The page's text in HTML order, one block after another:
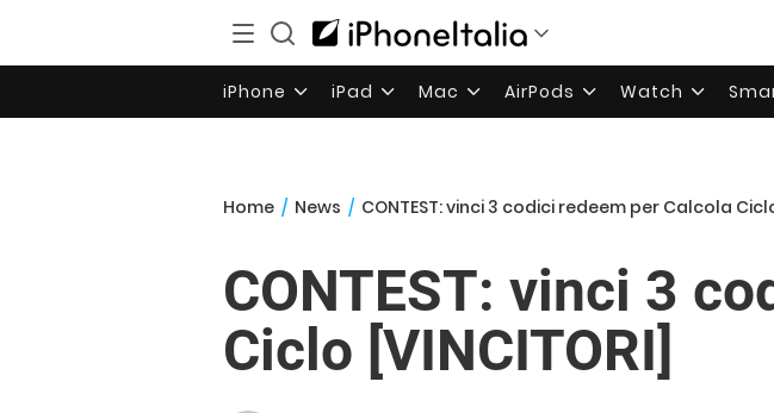
iPhone iPad Mac AirPods Watch
Home / News / CONTEST: vinci 3 codici redeem per Calcola
CONTEST: vinci 3
Ciclo [VINCITORI]